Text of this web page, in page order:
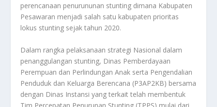
perencanaan penurununan stunting dimana Kabupaten
Pesawaran menjadi salah satu kabupaten prioritas
lokus stunting sejak tahun 2020.
Dalam rangka pelaksanaan strategi Nasional dalam
penanggulangan stunting, Dinas Pemberdayaan
Perempuan dan Perlindungan Anak serta Pengendalian
Penduduk dan Keluarga Berencana (P3AP2KB) bersama
dengan Dinas Instansi yang terkait telah membentuk
Tim Percepatan Penurunan Stunting (TPPS) mulai dari